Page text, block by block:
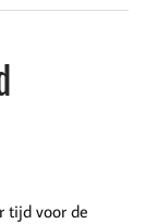
tijd voor de